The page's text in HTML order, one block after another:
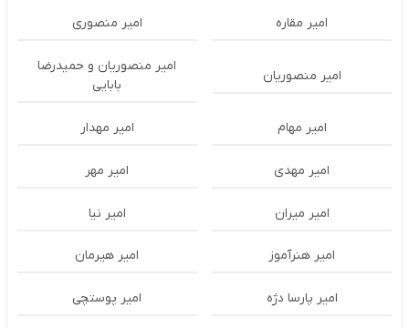
امیر مقاره امیر منصوری
امیر منصوریان
امیر منصوریان و حمیدرضا
بابایی
امیر مهام امیر مهدار
امیر مهدی امیر مهر
امیر میران امیر نیا
امیر هنرآموز امیر هیرمان
امیر پارسا دژه امیر پوستچی